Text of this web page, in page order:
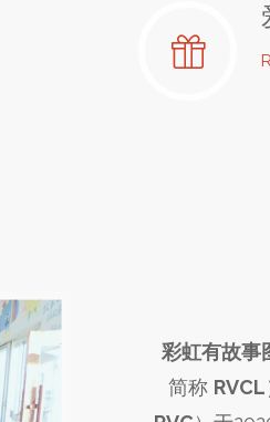
彩虹有故事
简称 RVCL